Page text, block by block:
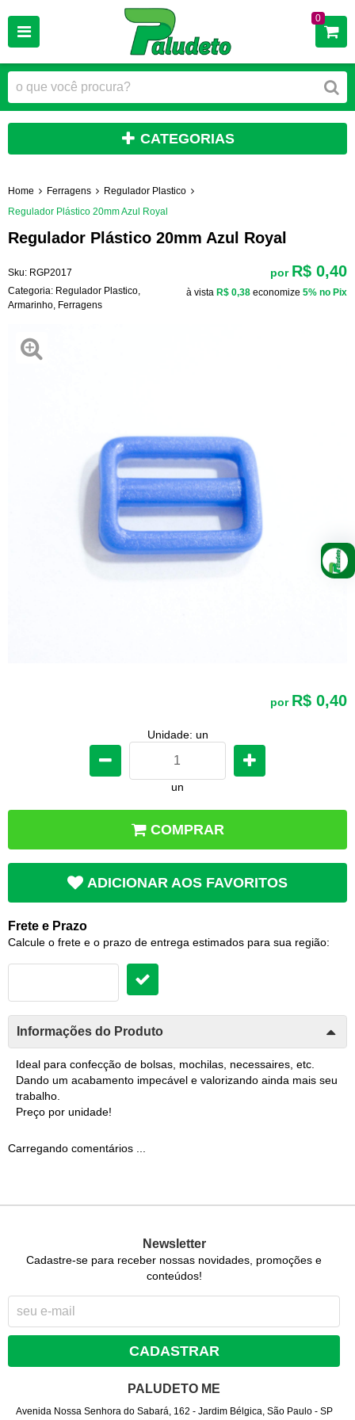
0
CATEGORIAS
Home Ferragens
Regulador Plastico
Regulador Plástico 20mm Azul Royal
Regulador Plástico 20mm Azul Royal
Sku: RGP2017
Categoria: Regulador Plastico
Armarinho Ferragens
por R$ 0,40
à vista R$ 0,38 economize 5% no Pix
por R$ 0,40
Unidade: un
un
COMPRAR
ADICIONAR AOS FAVORITOS
Frete e Prazo
Calcule o frete e o prazo de entrega estimados para sua região:
Informações do Produto
Ideal para confecção de bolsas, mochilas, necessaires, etc.
Dando um acabamento impecável e valorizando ainda mais seu
trabalho.
Preço por unidade!
Carregando comentários ...
Newsletter
Cadastre-se para receber nossas novidades, promoções e
conteúdos!
CADASTRAR
PALUDETO ME
Avenida Nossa Senhora do Sabará, 162 - Jardim Bélgica, São Paulo- SP